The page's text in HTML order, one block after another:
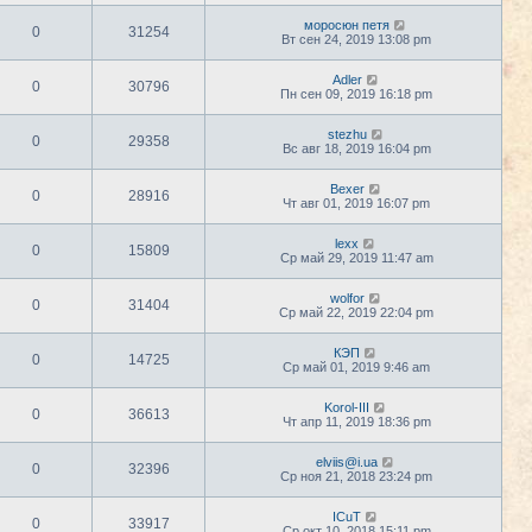
0 31254
моросюн петя
Вт сен 24, 2019 13:08 pm
0 30796
Adler
Пн сен 09, 2019 16:18 pm
0 29358
stezhu
Вс авг 18, 2019 16:04 pm
0 28916
Bexer
Чт авг 01, 2019 16:07 pm
0 15809
lexx
Ср май 29, 2019 11:47 am
0 31404
wolfor
Ср май 22, 2019 22:04 pm
0 14725
КЭП
Ср май 01, 2019 9:46 am
0 36613
Korol-III
Чт апр 11, 2019 18:36 pm
0 32396
elviis@i.ua
Ср ноя 21, 2018 23:24 pm
0 33917
ICuT